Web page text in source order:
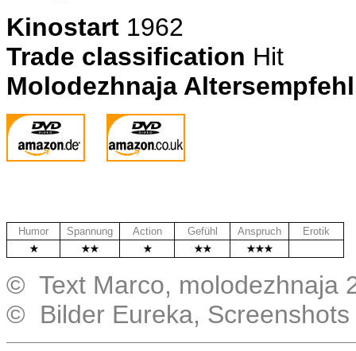
Kinostart 1962
Trade classification Hit
Molodezhnaja
Humor Spannung Action Gefühl Anspruch
Erotik
© Text Marco, molodezhnaja
© Bilder Eureka, Screenshots